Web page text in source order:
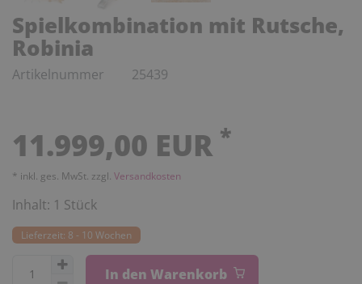
Spielkombination mit Rutsche,
Robinia
Artikelnummer 25439
11.999,00 EUR *
* inkl. ges. MwSt. zzgl. Versandkosten
Inhalt: 1 Stück
Lieferzeit: 8 - 10 Wochen
In den Warenkorb